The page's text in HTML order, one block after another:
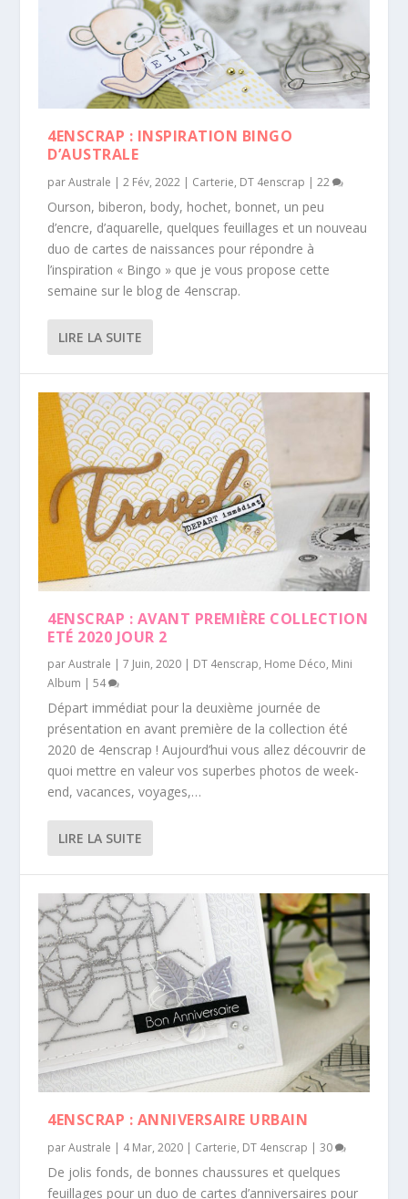
4ENSCRAP : INSPIRATION BINGO
D’AUSTRALE
parAustrale |2 Fév, 2022 | Carterie, DT 4enscrap |22
Ourson, biberon, body, hochet, bonnet, un peu
d’encre, d’aquarelle, quelques feuillages et un nouveau
duo de cartes de naissances pour répondre à
l’inspiration « Bingo » que je vous propose cette
semaine sur le blog de 4enscrap.
LIRE LA SUITE
4ENSCRAP : AVANT PREMIÈRE COLLECTION
ETÉ 2020 JOUR 2
parAustrale |7 Juin, 2020 | DT 4enscrap, Home Déco, Mini
Album |54
Départ immédiat pour la deuxième journée de
présentation en avant première de la collection été
2020 de 4enscrap ! Aujourd’hui vous allez découvrir de
quoi mettre en valeur vos superbes photos de week-
end, vacances, voyages,…
LIRE LA SUITE
4ENSCRAP : ANNIVERSAIRE URBAIN
parAustrale | 4 Mar, 2020 | Carterie, DT 4enscrap |30
De jolis fonds, de bonnes chaussures et quelques
feuillages pour un duo de cartes d’anniversaires pour